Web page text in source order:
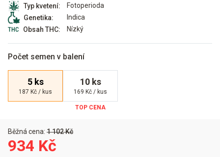
Typ kvetení:
Fotoperioda
Genetika:
Indica
Obsah THC:
Nízký
Počet semen v balení
5 ks
187 Kč / kus
10 ks
169 Kč / kus
Běžná cena: 1 102 Kč
934 Kč